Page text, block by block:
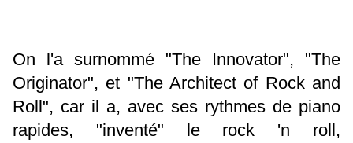
On l'a surnommé "The Innovator", "The
Originator", et "The Architect of Rock and
Roll", car il a, avec ses rythmes de piano
rapides, "inventé" le rock 'n roll,